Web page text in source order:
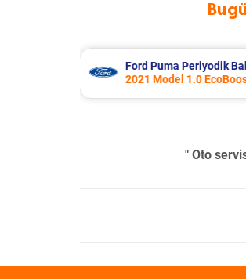
Audi A3
2018 Model 1.0
" Oto